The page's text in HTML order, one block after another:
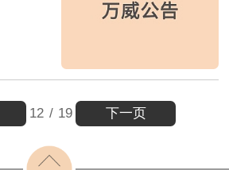
12 / 19 下一页